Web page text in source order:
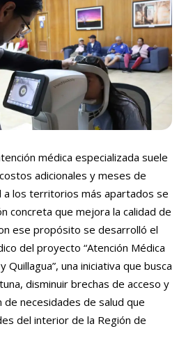
médica especializada suele
adicionales y meses de
a los territorios más apartados se
concreta que mejora la calidad de
ese propósito se desarrolló el
del proyecto “Atención Médica
Quillagua”, una iniciativa que busca
disminuir brechas de acceso y
de necesidades de salud que
del interior de la Región de